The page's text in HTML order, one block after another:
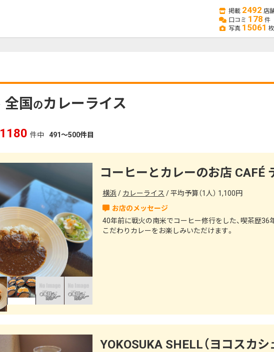
掲載 2492 店
口コミ 178 件
写真 15061 枚
全国 のカレーライス
1180 件中 491～500件目
コーヒーとカレーのお店 CAFÉ
横浜 カレーライス 平均予算（1人） 1,100円
40年前に戦火の南米でコーヒー修行をした、喫茶歴
こだわりカレーをお楽しみいただけます。
YOKOSUKA SHELL（ヨコスカシ